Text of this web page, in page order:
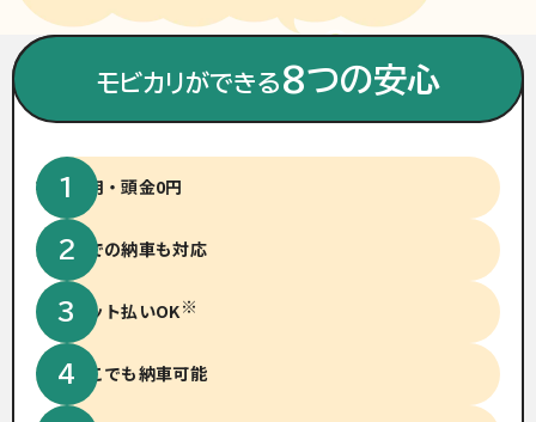
※車両写真は有料色(別途費用)
の場合がございます。
モビカリができる 8つの安心
初期費用・頭金0円
短納期での納車も対応
クレジット払いOK※
全国どこでも納車可能